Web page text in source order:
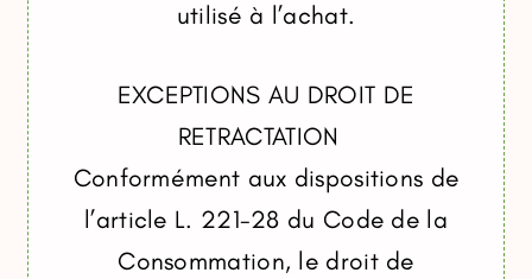
utilisé à l’achat.
EXCEPTIONS AU DROIT DE
RETRACTATION
Conformément aux dispositions de
l’article L. 221-28 du Code de la
Consommation, le droit de